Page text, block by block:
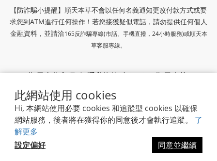
此網站使用 cookies
Hi, 本網站使用必要 cookies 和追蹤型 cookies 以確保
網站服務，後者將在獲得你的同意後才會執行追蹤。 了
解更多
設定偏好
同意並繼續
【防詐騙小提醒】順天本草不會以任何名義通知更改付款方式或要
求您到ATM進行任何操作！若您接獲疑似電話，請勿提供任何個人
金融資料，並請洽165反詐騙專線(市話、手機直撥，24小時服務)或順天本
草客服專線。
順天本草官網|隱私條款| 2018 © 順天本草
順天堂集團